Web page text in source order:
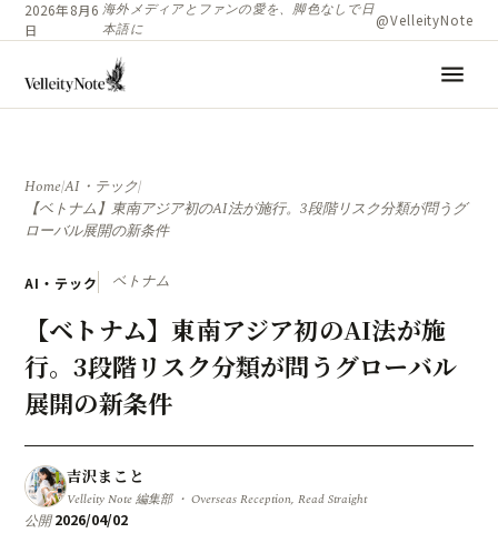
2026年8月6
日
海外メディアとファンの愛を、脚色なしで日
本語に
@VelleityNote
menu
Home/AI・テック/
【ベトナム】東南アジア初のAI法が施行。3段階リスク分類が問うグ
ローバル展開の新条件
AI・テック ベトナム
【ベトナム】東南アジア初のAI法が施
行。3段階リスク分類が問うグローバル
展開の新条件
吉沢まこと
Velleity Note 編集部 ・ Overseas Reception, Read Straight
公開2026/04/02